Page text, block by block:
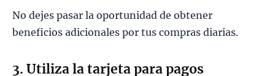
No dejes pasar la oportunidad de obtener
beneficios adicionales por tus compras diarias.
3. Utiliza la tarjeta para pagos